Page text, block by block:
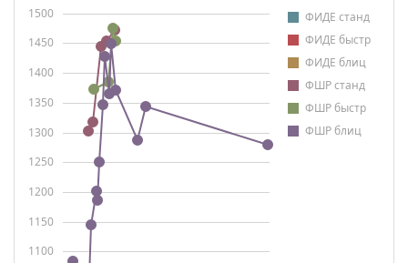
ФИДЕ станд
ФИДЕ быстр
ФИДЕ блиц
ФШР станд
ФШР быстр
ФШР блиц
1100
1150
1200
1250
1300
1350
1400
1450
1500